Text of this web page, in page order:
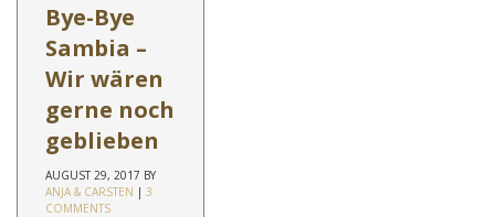
Bye-Bye
Sambia –
Wir wären
gerne noch
geblieben
AUGUST 29, 2017 BY
ANJA & CARSTEN | 3
COMMENTS